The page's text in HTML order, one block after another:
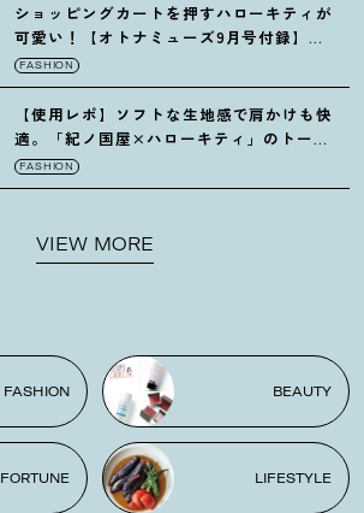
ショッピングカートを押すハローキティが
可愛い ！
【オトナミューズ9月号付録】紀
ノ国屋バッグ
FASHION
【使用レポ】ソフトな生地感で肩かけも快
適。「紀ノ国屋×ハローキティ」のトート
がガシガシ使えて最高です
FASHION
VIEW MORE
FASHION BEAUTY
FORTUNE LIFESTYLE